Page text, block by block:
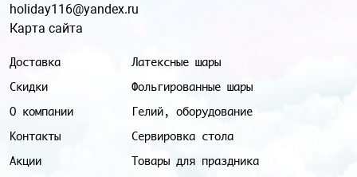
Доставка
Скидки
О компании
Контакты
Акции
Латексные шары
Фольгированные шары
Гелий, оборудование
Сервировка стола
Товары для праздника
holiday116@yandex.ru
Карта сайта